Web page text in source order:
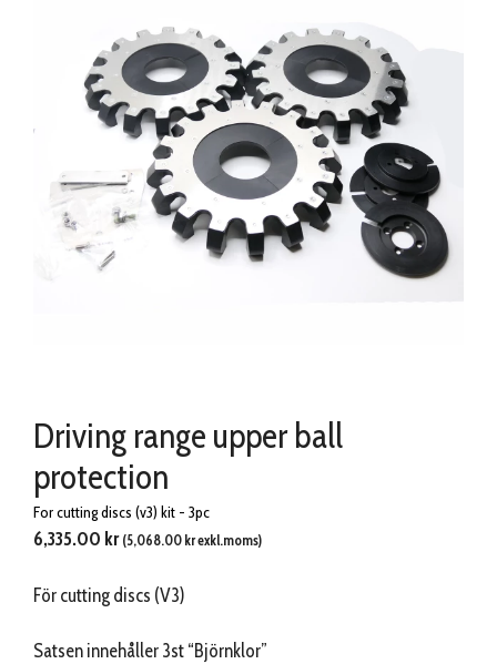
Driving range upper ball
protection
For cutting discs (v3) kit - 3pc
6,335.00 kr (5,068.00 krexkl.moms)
För cutting discs (V3)
Satsen innehåller 3st “Björnklor”